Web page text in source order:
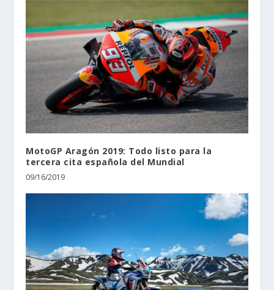
MotoGP Aragón 2019: Todo listo para la
tercera cita española del Mundial
09/16/2019